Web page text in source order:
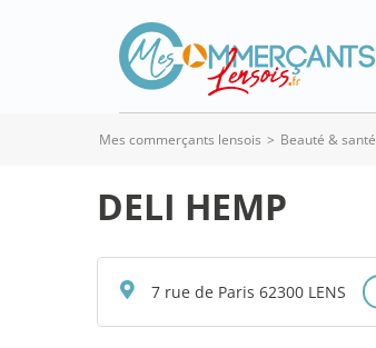
Mes commerçants lensois > Beauté & santé
DELI HEMP
7 rue de Paris 62300 LENS